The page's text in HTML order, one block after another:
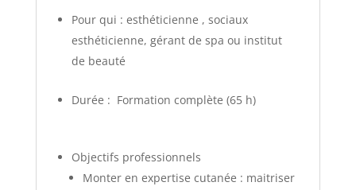
Pour qui : esthéticienne , sociaux
esthéticienne, gérant de spa ou institut
de beauté
Durée : Formation complète (65 h)
Objectifs professionnels
Monter en expertise cutanée : maitriser